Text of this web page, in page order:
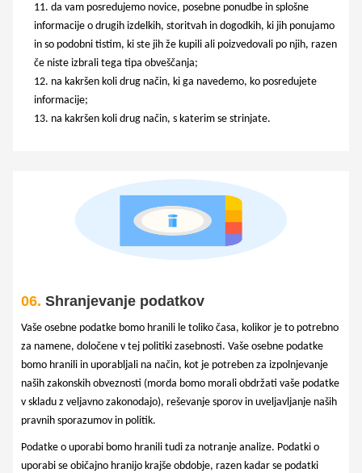
da vam posredujemo novice, posebne ponudbe in splošne
informacije o drugih izdelkih, storitvah in dogodkih, ki jih ponujamo
in so podobni tistim, ki ste jih že kupili ali poizvedovali po njih, razen
če niste izbrali tega tipa obveščanja;
na kakršen koli drug način, ki ga navedemo, ko posredujete
informacije;
na kakršen koli drug način, s katerim se strinjate.
06. Shranjevanje podatkov
Vaše osebne podatke bomo hranili le toliko časa, kolikor je to potrebno
za namene, določene v tej politiki zasebnosti. Vaše osebne podatke
bomo hranili in uporabljali na način, kot je potreben za izpolnjevanje
naših zakonskih obveznosti (morda bomo morali obdržati vaše podatke
v skladu z veljavno zakonodajo), reševanje sporov in uveljavljanje naših
pravnih sporazumov in politik.
Podatke o uporabi bomo hranili tudi za notranje analize. Podatki o
uporabi se običajno hranijo krajše obdobje, razen kadar se podatki